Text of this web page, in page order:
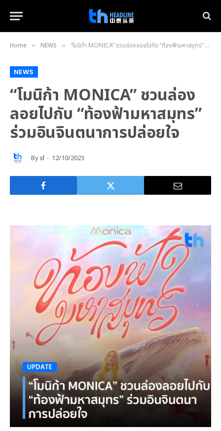
Home » NEWS » “โมนิก้า MONICA” ชวนล่องลอยไปกับ “ท้องฟ้ามหาสมุทร” ร่วมอินจินตนาการปล่อยใจ
NEWS
“โมนิก้า MONICA” ชวนล่อง
ลอยไปกับ “ท้องฟ้ามหาสมุทร”
ร่วมอินจินตนาการปล่อยใจ
Bysl 12/10/2023